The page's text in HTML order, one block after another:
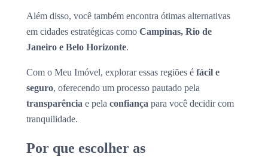
Além disso, você também encontra ótimas alternativas
em cidades estratégicas como Campinas, Rio de
Janeiro e Belo Horizonte.
Com o Meu Imóvel, explorar essas regiões é fácil e
seguro, oferecendo um processo pautado pela
transparência e pela confiança para você decidir com
tranquilidade.
Por que escolher as